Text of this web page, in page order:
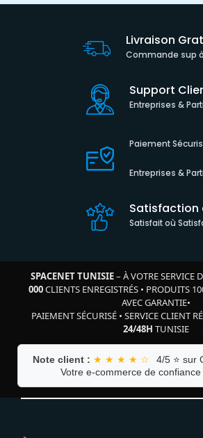
Livraison
Commande sup
Support
Entreprises &
Paiement
Entreprises &
Satisfaction
Satisfait où
SPACENET TUNISIE– À VOTRE SERVICE
000CLIENTS ENREGISTRÉS• PRODUITS
AVEC GARANTIE•
PAIEMENT SÉCURISÉ • SERVICE CLIENT
24/48H TUNISIE
Note client : ★ ★ ★ ★ ☆
4/5 ⭐ sur
Votre e-commerce de confiance